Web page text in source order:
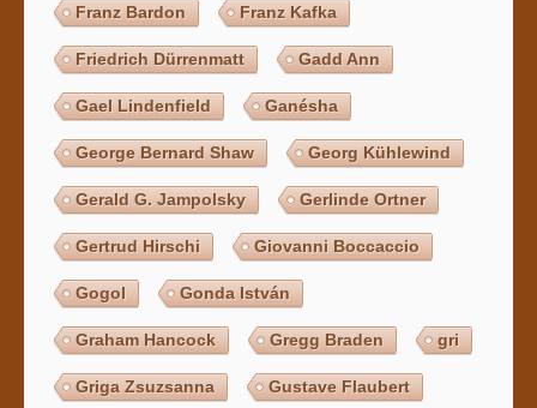
Franz Bardon Franz Kafka
Friedrich Dürrenmatt Gadd Ann
Gael Lindenfield Ganésha
George Bernard Shaw Georg Kühlewind
Gerald G. Jampolsky Gerlinde Ortner
Gertrud Hirschi Giovanni Boccaccio
Gogol Gonda István
Graham Hancock Gregg Braden gri
Griga Zsuzsanna Gustave Flaubert